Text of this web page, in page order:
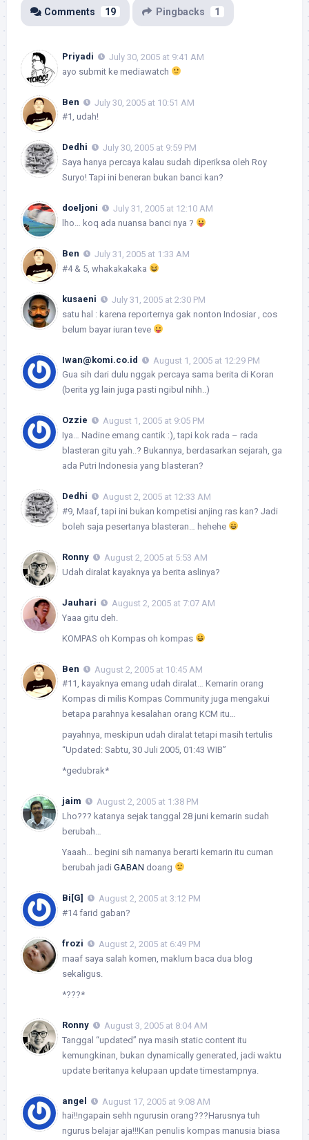
Comments 19 Pingbacks 1
Priyadi
July 30, 2005 at 9:41 AM
ayo submit ke mediawatch
Ben
July 30, 2005 at 10:51 AM
#1, udah!
Dedhi
July 30, 2005 at 9:59 PM
Saya hanya percaya kalau sudah diperiksa oleh Roy
Suryo! Tapi ini beneran bukan banci kan?
doeljoni
July 31, 2005 at 12:10 AM
lho… koq ada nuansa banci nya ?
Ben
July 31, 2005 at 1:33 AM
#4 & 5, whakakakaka
kusaeni
July 31, 2005 at 2:30 PM
satu hal : karena reporternya gak nonton Indosiar , cos
belum bayar iuran teve
Iwan@komi.co.id
August 1, 2005 at 12:29 PM
Gua sih dari dulu nggak percaya sama berita di Koran
(berita yg lain juga pasti ngibul nihh..)
Ozzie
August 1, 2005 at 9:05 PM
Iya… Nadine emang cantik :), tapi kok rada – rada
blasteran gitu yah..? Bukannya, berdasarkan sejarah, ga
ada Putri Indonesia yang blasteran?
Dedhi
August 2, 2005 at 12:33 AM
#9, Maaf, tapi ini bukan kompetisi anjing ras kan? Jadi
boleh saja pesertanya blasteran… hehehe
Ronny
August 2, 2005 at 5:53 AM
Udah diralat kayaknya ya berita aslinya?
Jauhari
August 2, 2005 at 7:07 AM
Yaaa gitu deh.
KOMPAS oh Kompas oh kompas
Ben
August 2, 2005 at 10:45 AM
#11, kayaknya emang udah diralat… Kemarin orang
Kompas di milis Kompas Community juga mengakui
betapa parahnya kesalahan orang KCM itu…
payahnya, meskipun udah diralat tetapi masih tertulis
“Updated: Sabtu, 30 Juli 2005, 01:43 WIB”
*gedubrak*
jaim
August 2, 2005 at 1:38 PM
Lho??? katanya sejak tanggal 28 juni kemarin sudah
berubah…
Yaaah… begini sih namanya berarti kemarin itu cuman
berubah jadi GABAN doang
Bi[G]
August 2, 2005 at 3:12 PM
#14 farid gaban?
frozi
August 2, 2005 at 6:49 PM
maaf saya salah komen, maklum baca dua blog
sekaligus.
*???*
Ronny
August 3, 2005 at 8:04 AM
Tanggal “updated” nya masih static content itu
kemungkinan, bukan dynamically generated, jadi waktu
update beritanya kelupaan update timestampnya.
angel
August 17, 2005 at 9:08 AM
hai!!ngapain sehh ngurusin orang???Harusnya tuh
ngurus belajar aja!!!Kan penulis kompas manusia biasa